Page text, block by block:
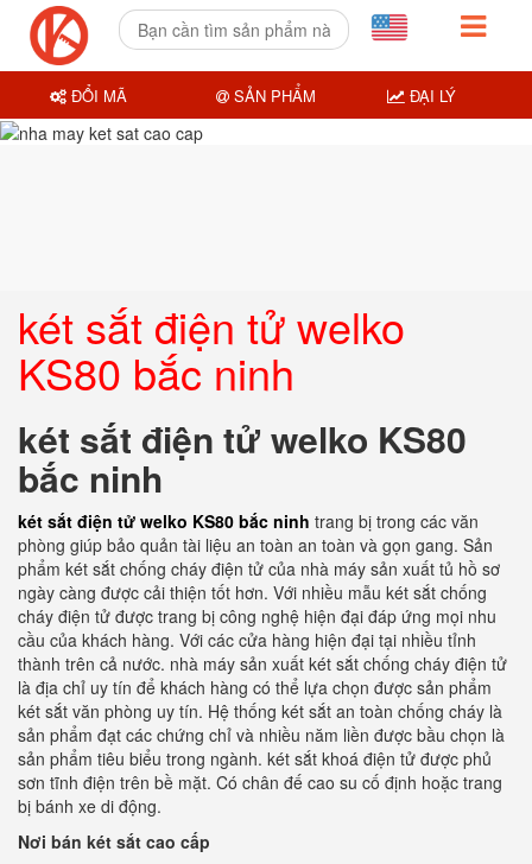
két sắt điện tử welko
KS80 bắc ninh
két sắt điện tử welko KS80
bắc ninh
két sắt điện tử welko KS80 bắc ninh trang bị trong các văn
phòng giúp bảo quản tài liệu an toàn an toàn và gọn gang. Sản
phẩm két sắt chống cháy điện tử của nhà máy sản xuất tủ hồ sơ
ngày càng được cải thiện tốt hơn. Với nhiều mẫu két sắt chống
cháy điện tử được trang bị công nghệ hiện đại đáp ứng mọi nhu
cầu của khách hàng. Với các cửa hàng hiện đại tại nhiều tỉnh
thành trên cả nước. nhà máy sản xuất két sắt chống cháy điện tử
là địa chỉ uy tín để khách hàng có thể lựa chọn được sản phẩm
két sắt văn phòng uy tín. Hệ thống két sắt an toàn chống cháy là
sản phẩm đạt các chứng chỉ và nhiều năm liền được bầu chọn là
sản phẩm tiêu biểu trong ngành. két sắt khoá điện tử được phủ
sơn tĩnh điện trên bề mặt. Có chân đế cao su cố định hoặc trang
bị bánh xe di động.
Nơi bán két sắt cao cấp
ĐỔI MÃ SẢN PHẨM ĐẠI LÝ